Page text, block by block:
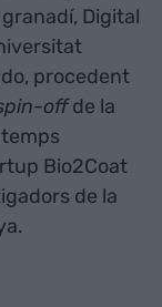
Digital
procedent
offde la
Bio2Coat
de la